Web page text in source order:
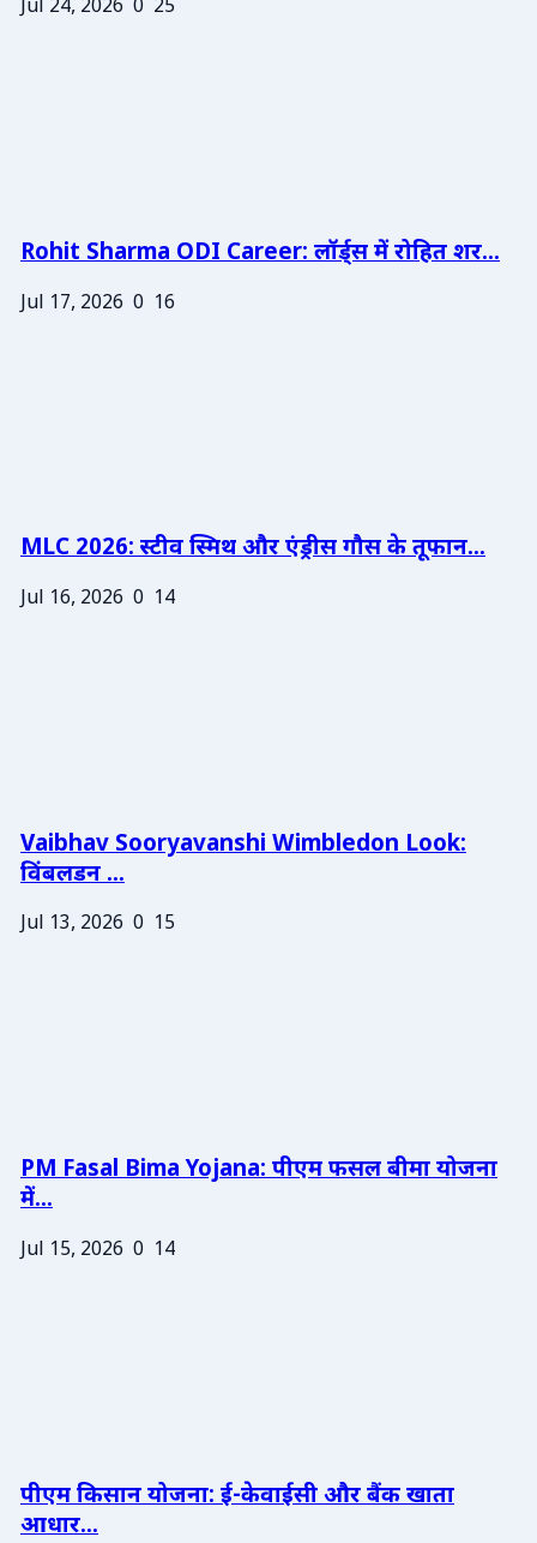
Jul 24, 2026 0 25
Rohit Sharma ODI Career: लॉर्ड्स में रोहित शर...
Jul 17, 2026 0 16
MLC 2026: स्टीव स्मिथ और एंड्रीस गौस के तूफान...
Jul 16, 2026 0 14
Vaibhav Sooryavanshi Wimbledon Look:
विंबलडन ...
Jul 13, 2026 0 15
PM Fasal Bima Yojana: पीएम फसल बीमा योजना
में...
Jul 15, 2026 0 14
पीएम किसान योजना: ई-केवाईसी और बैंक खाता
आधार...